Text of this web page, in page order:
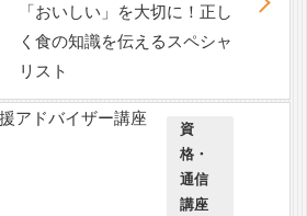
「おいしい」を大切に！正し
く食の知識を伝えるスペシャ
リスト
資
格・
通信
講座